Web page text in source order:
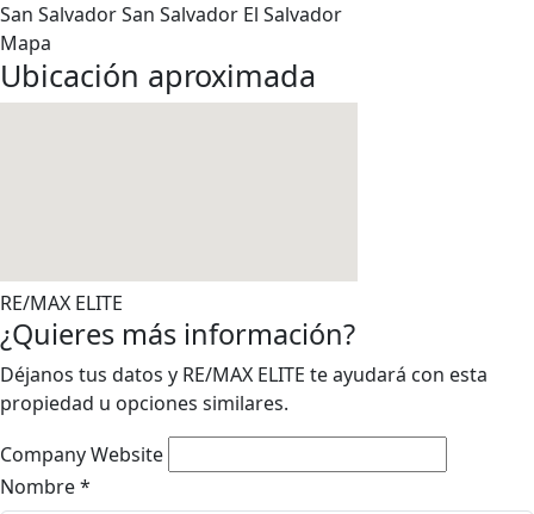
San SalvadorSan Salvador El Salvador
Mapa
Ubicación aproximada
RE/MAX ELITE
¿Quieres más información?
Déjanos tus datos y RE/MAX ELITE te ayudará con esta
propiedad u opciones similares.
Company Website
Nombre*